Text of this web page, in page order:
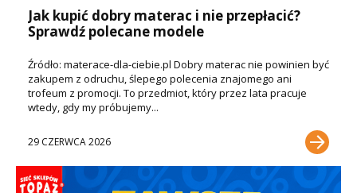
Jak kupić dobry materac i nie przepłacić?
Sprawdź polecane modele
Źródło: materace-dla-ciebie.pl Dobry materac nie powinien być
zakupem z odruchu, ślepego polecenia znajomego ani
trofeum z promocji. To przedmiot, który przez lata pracuje
wtedy, gdy my próbujemy...
29 CZERWCA 2026